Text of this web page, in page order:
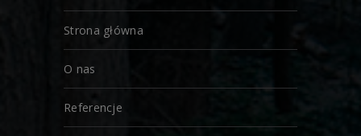
Strona główna
O nas
Referencje